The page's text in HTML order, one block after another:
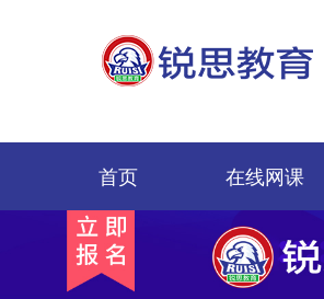
首页 在线网课